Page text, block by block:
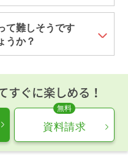
て難しそうです
うか？
すぐに楽しめる！
資料請求